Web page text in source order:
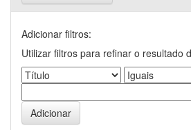
Adicionar filtros:
Utilizar filtros para refinar o resultado